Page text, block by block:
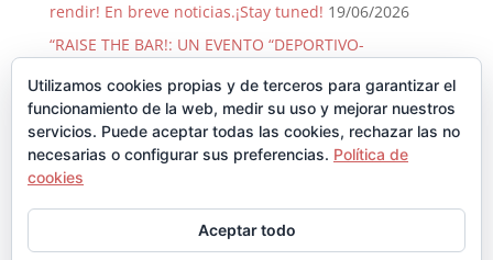
rendir! En breve noticias.¡Stay tuned! 19/06/2026
“RAISE THE BAR!: UN EVENTO “DEPORTIVO-
AÑOS! 09/06/2026
¡GRACIAS, GRACIAS …Y GRACIAS! 29/08/2025
Llegó Junio y con él la Backyard!! 30/06/2025
Comentarios recientes
Utilizamos cookies propias y de terceros para garantizar el
funcionamiento de la web, medir su uso y mejorar nuestros
servicios. Puede aceptar todas las cookies, rechazar las no
necesarias o configurar sus preferencias. Política de
cookies
Aceptar todo